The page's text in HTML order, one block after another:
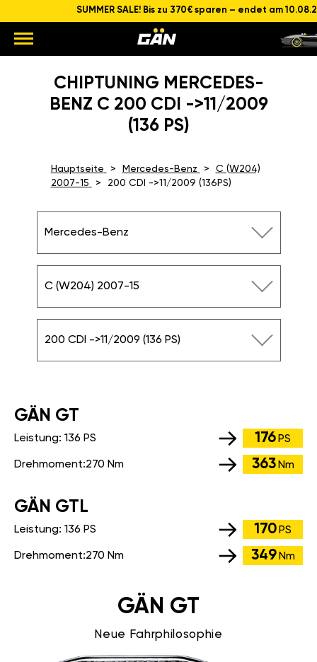
SUMMER SALE! Bis zu 370€ sparen – endet am
CHIPTUNING MERCEDES-
BENZ C 200 CDI ->11/2009
(136 PS)
Hauptseite Mercedes-Benz
C (W204)
2007-15
200 CDI ->11/2009 (136PS)
Mercedes-Benz
C (W204) 2007-15
200 CDI ->11/2009 (136 PS)
GÄN GT
Leistung: 136 PS 176 PS
Drehmoment:270 Nm 363 Nm
GÄN GTL
Leistung: 136 PS 170 PS
Drehmoment:270 Nm 349 Nm
GÄN GT
Neue Fahrphilosophie